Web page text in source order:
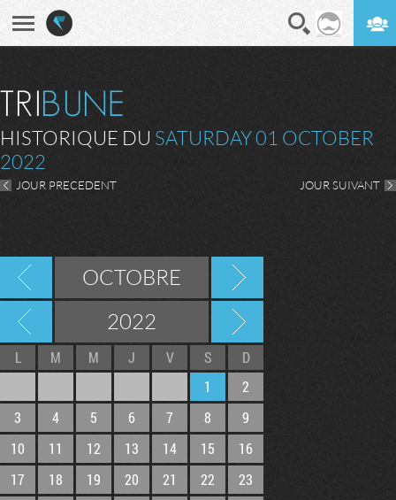
HISTORIQUE DU SATURDAY 01 OCTOBER
2022
JOUR PRECEDENT JOUR SUIVANT
OCTOBRE
2022
L M M J V S
D
1
2
3
4 5 6 7 8
9
10
11 12 13 14 15
16
17
18 19 20 21 22
23